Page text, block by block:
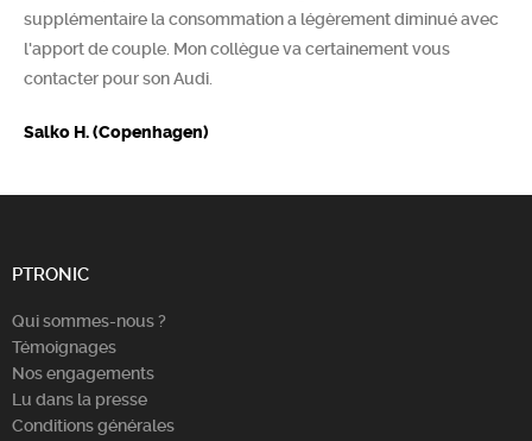
supplémentaire la consommation a légèrement diminué avec
l'apport de couple. Mon collègue va certainement vous
contacter pour son Audi.
Salko H. (Copenhagen)
PTRONIC
Qui sommes-nous ?
Témoignages
Nos engagements
Lu dans la presse
Conditions générales